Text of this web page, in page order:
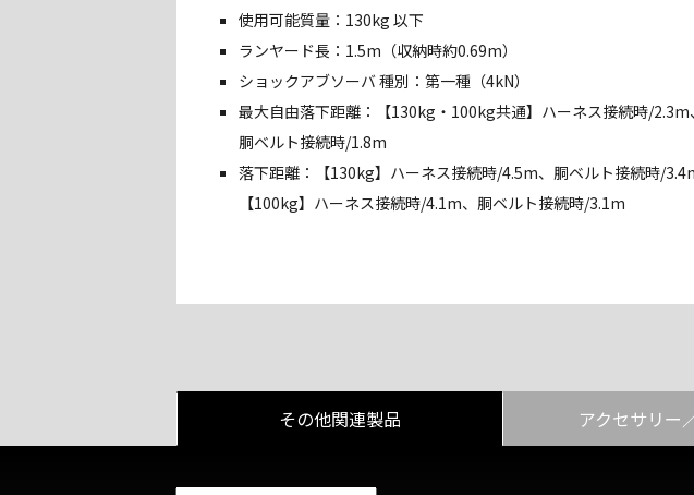
使用可能質量：130kg 以下
ランヤード長：1.5m（収納時約0.69m）
ショックアブソーバ 種別：第一種（4kN）
最大自由落下距離：【130kg・100kg共通】ハーネス接続時/2.3m、
胴ベルト接続時/1.8m
落下距離：【130kg】ハーネス接続時/4.5m、胴ベルト接続時/
【100kg】ハーネス接続時/4.1m、胴ベルト接続時/3.1m
その他関連製品 アクセサリー